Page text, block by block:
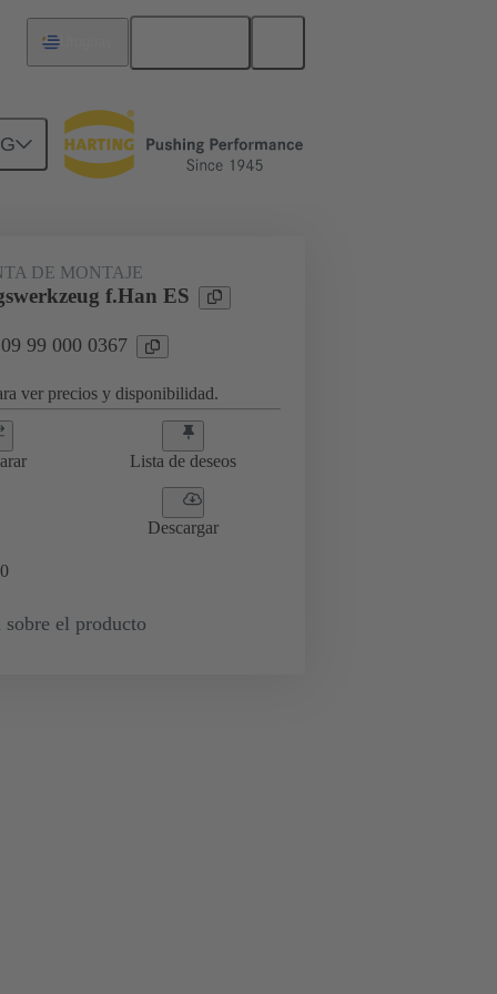
DE MONTAJE
f.Han ES
99 000 0367
ver precios y disponibilidad.
Lista de deseos
Descargar
0
sobre el producto